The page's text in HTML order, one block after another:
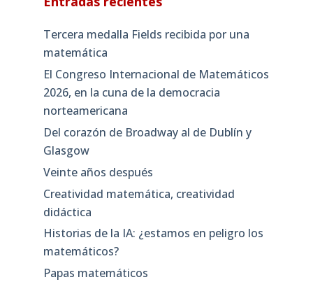
Tercera medalla Fields recibida por una
matemática
El Congreso Internacional de Matemáticos
2026, en la cuna de la democracia
norteamericana
Del corazón de Broadway al de Dublín y
Glasgow
Veinte años después
Creatividad matemática, creatividad
didáctica
Historias de la IA: ¿estamos en peligro los
matemáticos?
Papas matemáticos